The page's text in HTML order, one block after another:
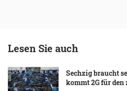
Lesen Sie auch
Sechzig braucht
kommt 2G für